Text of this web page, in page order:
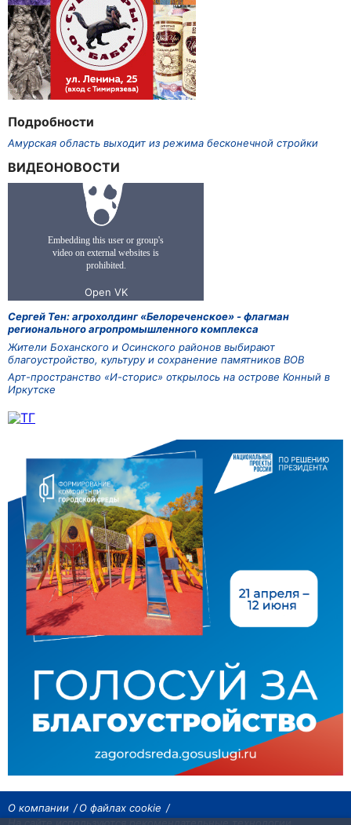
Подробности
Амурская область выходит из режима бесконечной стройки
ВИДЕОНОВОСТИ
Сергей Тен: агрохолдинг «Белореченское» - флагман
регионального агропромышленного комплекса
Жители Боханского и Осинского районов выбирают
благоустройство, культуру и сохранение памятников ВОВ
Арт-пространство «И-сторис» открылось на острове Конный в
Иркутске
О компании
О файлах cookie